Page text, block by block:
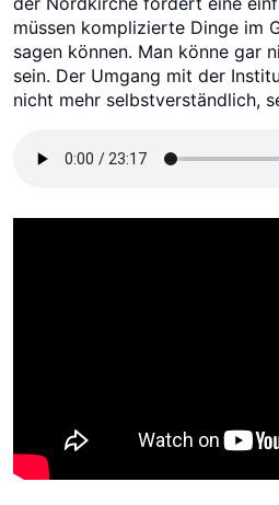
müssen komplizierte Dinge im
sagen können. Man könne gar
sein. Der Umgang mit der
nicht mehr selbstverständlich,